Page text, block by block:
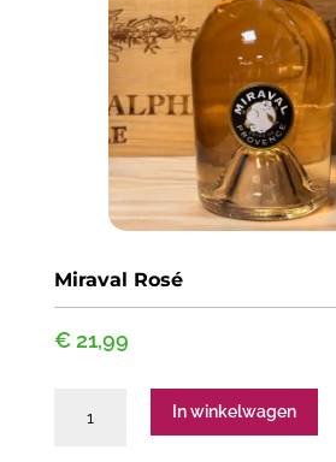
Miraval Rosé
€21,99
In winkelwagen